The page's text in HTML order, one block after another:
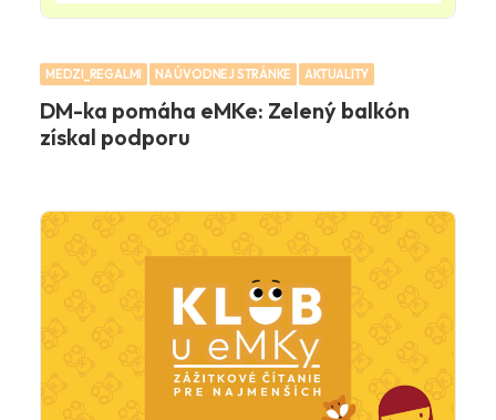
MEDZI_REGALMI NA ÚVODNEJ STRÁNKE AKTUALITY
DM-ka pomáha eMKe: Zelený balkón
získal podporu